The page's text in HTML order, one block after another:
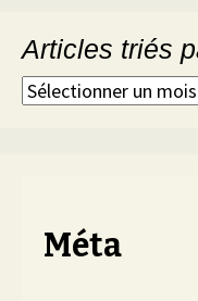
Articles triés
Articles
Méta